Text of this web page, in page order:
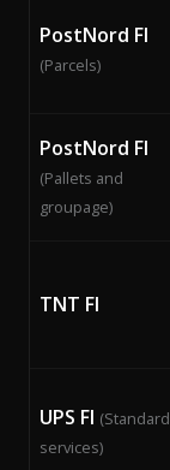
PostNord FI
(Parcels)
PostNord FI
(Pallets and
groupage)
TNT FI
UPS FI (Standard
services)